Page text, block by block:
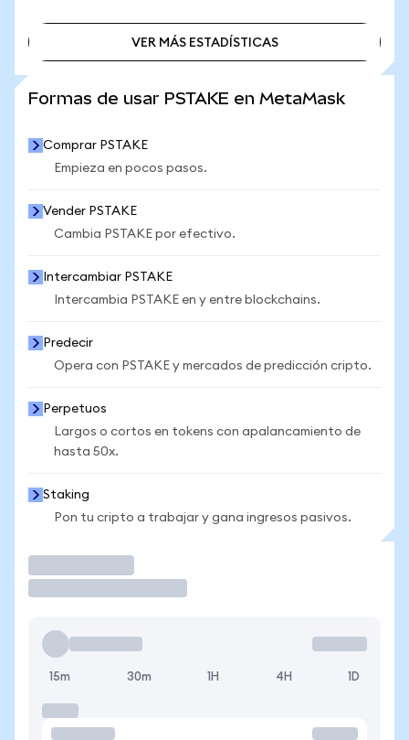
VER MÁS ESTADÍSTICAS
Formas de usar PSTAKE en MetaMask
Comprar PSTAKE
Empieza en pocos pasos.
Vender PSTAKE
Cambia PSTAKE por efectivo.
Intercambiar PSTAKE
Intercambia PSTAKE en y entre blockchains.
Predecir
Opera con PSTAKE y mercados de predicción cripto.
Perpetuos
Largos o cortos en tokens con apalancamiento de
hasta 50x.
Staking
Pon tu cripto a trabajar y gana ingresos pasivos.
15m 30m 1H 4H 1D